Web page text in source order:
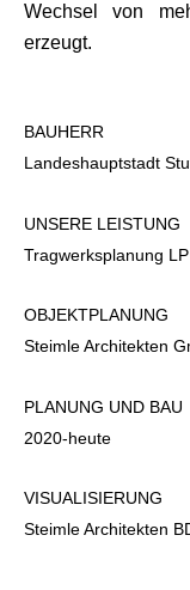
Wechsel von
erzeugt.
BAUHERR
Landeshauptstadt
UNSERE LEISTUNG
Tragwerksplanung
OBJEKTPLANUNG
Steimle Architekten
PLANUNG UND BAU
2020-heute
VISUALISIERUNG
Steimle Architekten